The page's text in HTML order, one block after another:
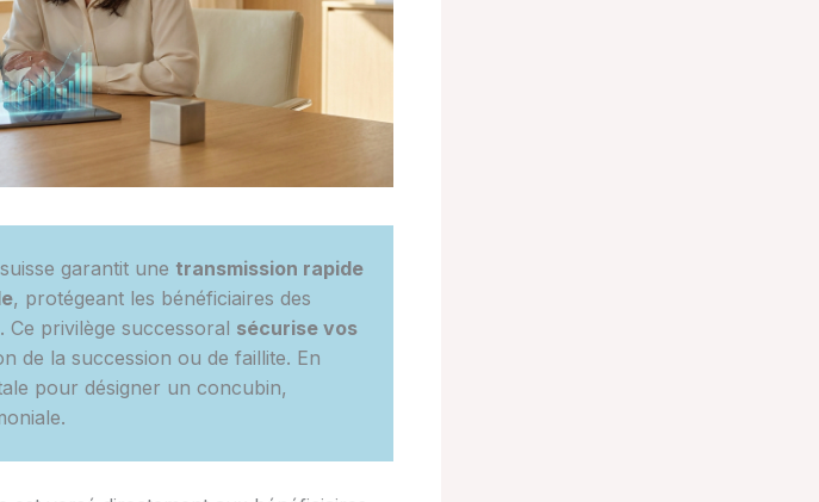
garantit une transmission rapide
, protégeant les bénéficiaires des
privilège successoral sécurise vos
de la succession ou de faillite. En
pour désigner un concubin,